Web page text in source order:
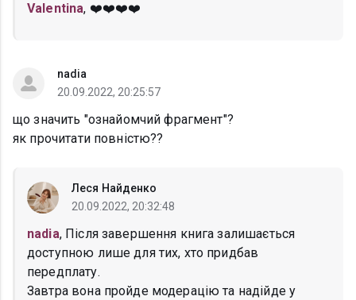
Valentina, ❤️❤️❤️❤️
nadia
20.09.2022, 20:25:57
що значить "ознайомчий фрагмент"?
як прочитати повністю??
Леся Найденко
20.09.2022, 20:32:48
nadia, Після завершення книга залишається
доступною лише для тих, хто придбав
передплату.
Завтра вона пройде модерацію та надійде у